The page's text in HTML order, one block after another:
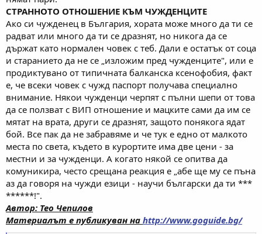
СТРАННОТО ОТНОШЕНИЕ КЪМ ЧУЖДЕНЦИТЕ
Ако си чужденец в България, хората може много да ти се
радват или много да ти се дразнят, но никога да се
държат като нормален човек с теб. Дали е остатък от соца
и старанието да не се „изложим пред чужденците", или е
продиктувано от типичната балканска ксенофобия, факт
е, че всеки човек с чужд паспорт получава специално
внимание. Някои чужденци черпят с пълни шепи от това
да се ползват с ВИП отношение и мацките сами да им се
мятат на врата, други се дразнят, защото понякога ядат
бой. Все пак да не забравяме и че тук е едно от малкото
места по света, където в курортите има две цени - за
местни и за чужденци. А когато някой се опитва да
комуникира, често срещана реакция е „абе ще му се пъна
аз да говоря на чужди езици - научи български да ти ***
******!".
Автор: Тео Чепилов
Материалът е публикуван на http://www.goguide.bg/